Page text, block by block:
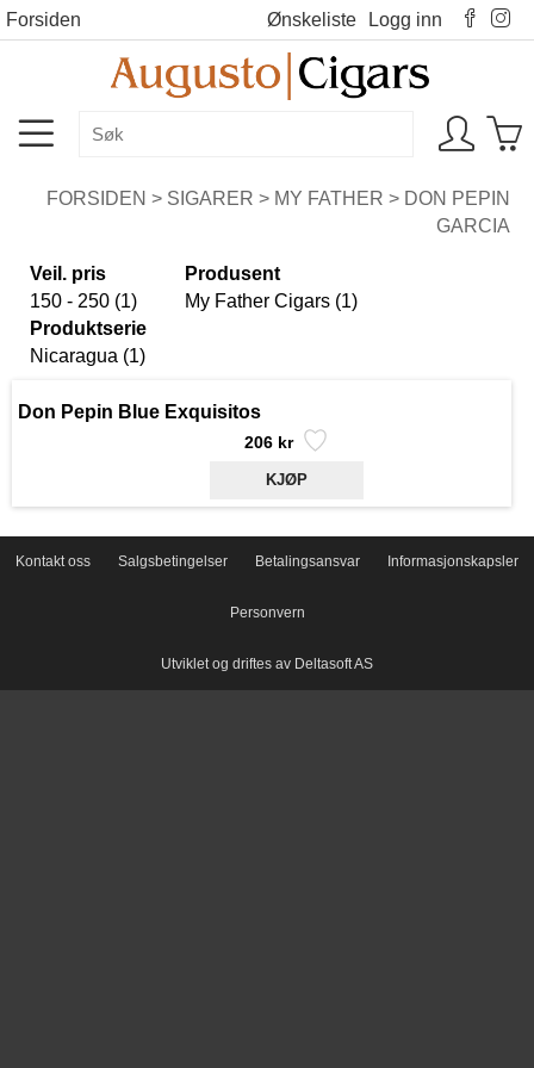
Forsiden Ønskeliste Logg inn
FORSIDEN > SIGARER > MY FATHER > DON PEPIN
GARCIA
Veil. pris
150 - 250 (1)
Produsent
My Father Cigars (1)
Produktserie
Nicaragua (1)
Don Pepin Blue Exquisitos
206 kr
Kontakt oss Salgsbetingelser Betalingsansvar Informasjonskapsler
Personvern
Utviklet og driftes av Deltasoft AS